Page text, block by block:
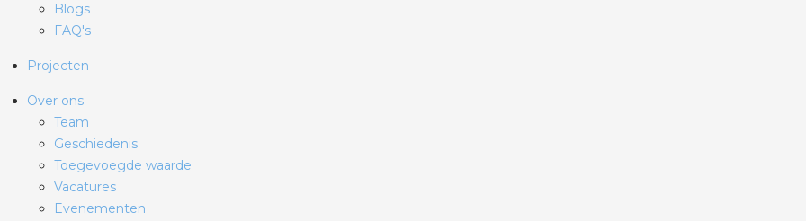
Blogs
FAQ's
Projecten
Over ons
Team
Geschiedenis
Toegevoegde waarde
Vacatures
Evenementen